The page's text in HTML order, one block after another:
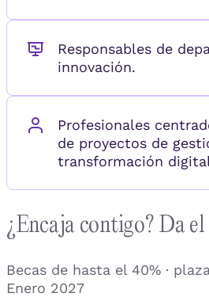
Responsables de
innovación.
Profesionales
de proyectos de
transformación
¿Encaja contigo? Da el
Becas de hasta el 40% ·
Enero 2027